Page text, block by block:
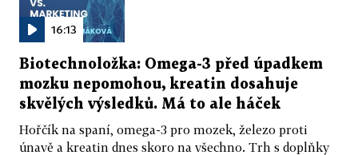
16:13
Biotechnoložka: Omega-3 před úpadkem
mozku nepomohou, kreatin dosahuje
skvělých výsledků. Má to ale háček
Hořčík na spaní, omega-3 pro mozek, železo proti
únavě a kreatin dnes skoro na všechno. Trh s doplňky